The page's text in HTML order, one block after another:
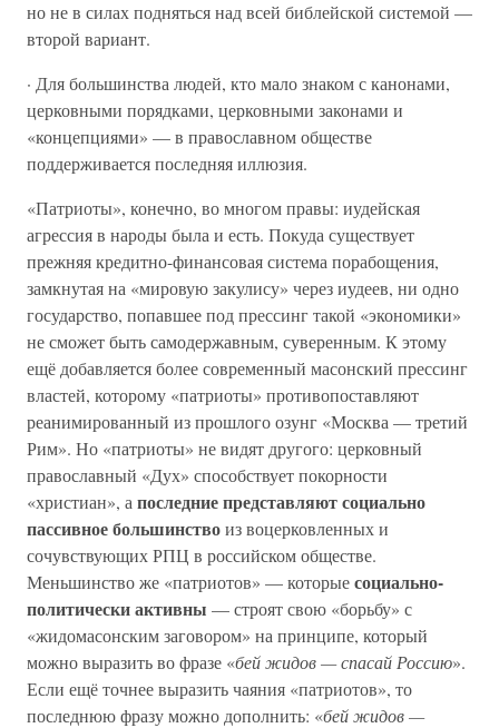
но не в силах подняться над всей библейской системой —
второй вариант.
· Для большинства людей, кто мало знаком с канонами,
церковными порядками, церковными законами и
«концепциями» — в православном обществе
поддерживается последняя иллюзия.
«Патриоты», конечно, во многом правы: иудейская
агрессия в народы была и есть. Покуда существует
прежняя кредитно-финансовая система порабощения,
замкнутая на «мировую закулису» через иудеев, ни одно
государство, попавшее под прессинг такой «экономики»
не сможет быть самодержавным, суверенным. К этому
ещё добавляется более современный масонский прессинг
властей, которому «патриоты» противопоставляют
реанимированный из прошлого озунг «Москва — третий
Рим». Но «патриоты» не видят другого: церковный
православный «Дух» способствует покорности
«христиан», а последние представляют социально
пассивное большинствоиз воцерковленных и
сочувствующих РПЦ в российском обществе.
Меньшинство же «патриотов» — которыесоциально-
политически активны — строят свою «борьбу» с
«жидомасонским заговором» на принципе, который
можно выразить во фразе «бей жидов — спасай Россию».
Если ещё точнее выразить чаяния «патриотов», то
последнюю фразу можно дополнить: «бей жидов —